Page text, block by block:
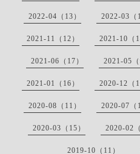
2022-04（13） 2022-03（
2021-11（12） 2021-10（
2021-06（17） 2021-05（
2021-01（16） 2020-12（
2020-08（11） 2020-07（
2020-03（15） 2020-02
2019-10（11）